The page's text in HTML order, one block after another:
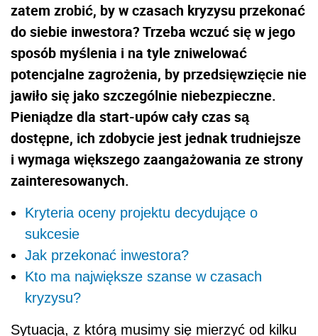
zatem zrobić, by w czasach kryzysu przekonać
do siebie inwestora? Trzeba wczuć się w jego
sposób myślenia i na tyle zniwelować
potencjalne zagrożenia, by przedsięwzięcie nie
jawiło się jako szczególnie niebezpieczne.
Pieniądze dla start-upów cały czas są
dostępne, ich zdobycie jest jednak trudniejsze
i wymaga większego zaangażowania ze strony
zainteresowanych.
Kryteria oceny projektu decydujące o
sukcesie
Jak przekonać inwestora?
Kto ma największe szanse w czasach
kryzysu?
Sytuacja, z którą musimy się mierzyć od kilku